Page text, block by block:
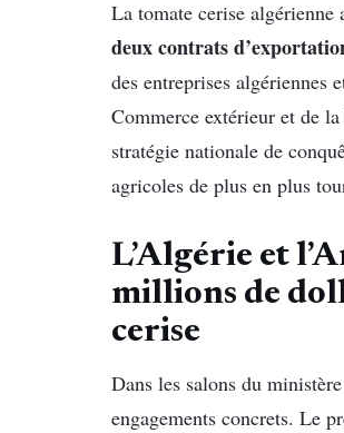
La tomate cerise
deux contrats
des entreprises algériennes
Commerce extérieur et de
stratégie nationale de
agricoles de plus en plus
L’Algérie et
millions de
cerise
Dans les salons du
engagements concrets. Le